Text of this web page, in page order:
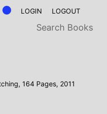
LOGIN LOGOUT
164 Pages, 2011